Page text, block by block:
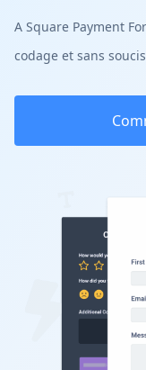
A Square Payment
codage et sans